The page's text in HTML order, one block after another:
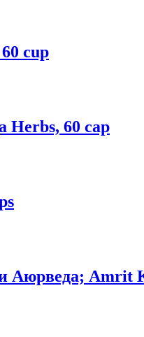
cup
Herbs, 60 cap
Amrit